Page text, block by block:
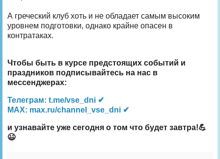
А греческий клуб хоть и не обладает самым высоким
уровнем подготовки, однако крайне опасен в
контратаках.
Чтобы быть в курсе предстоящих событий и
праздников подписывайтесь на нас в
мессенджерах:
Телеграм: t.me/vse_dni ✔
MAX: max.ru/channel_vse_dni ✔
и узнавайте уже сегодня о том что будет завтра!💪
😉